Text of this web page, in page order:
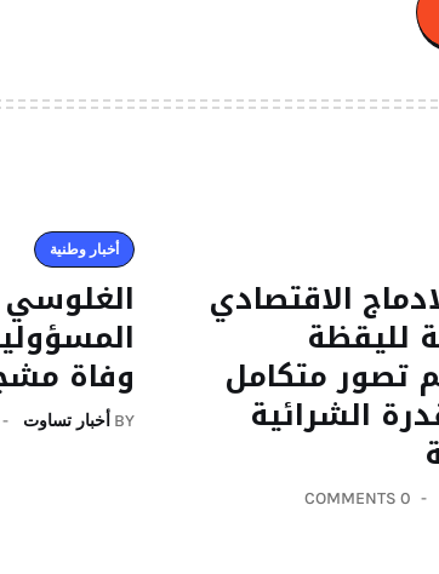
الاقتصادي
لليقظة
تصور متكامل
الشرائية
0 COMMENTS
أخبار وطنية
وفاة
BY أخبار تساوت